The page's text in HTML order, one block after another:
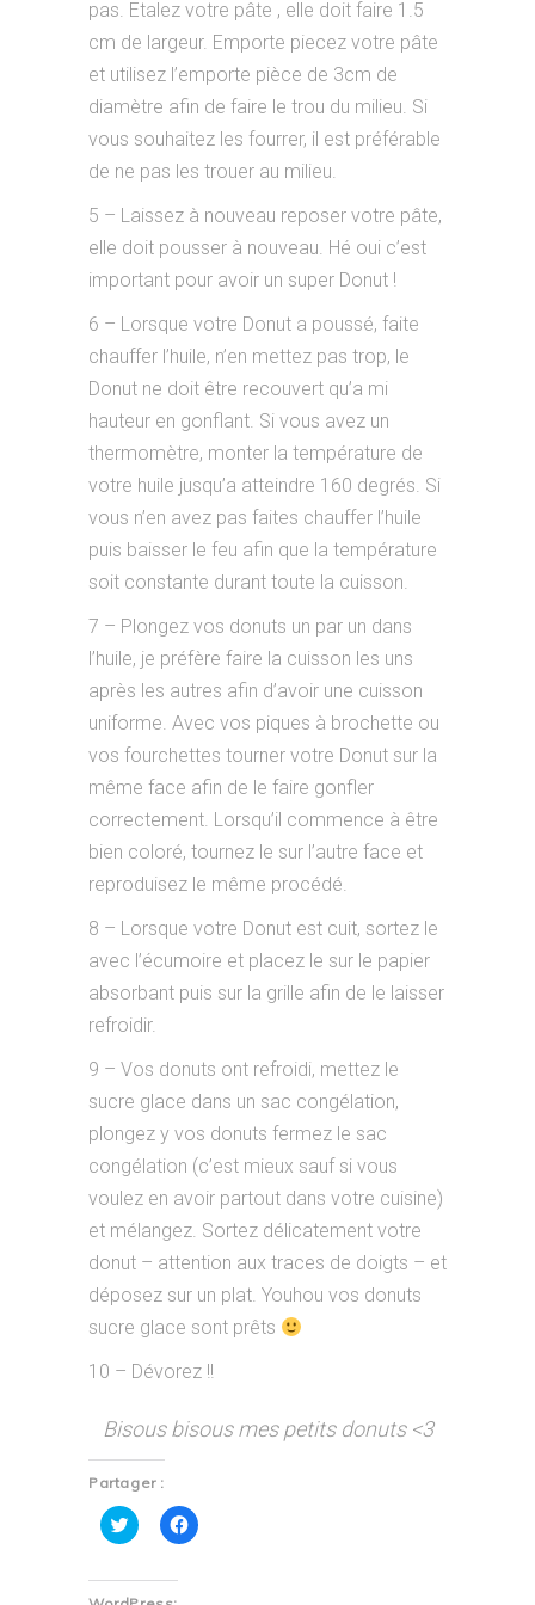
pas. Etalez votre pâte , elle doit faire 1.5
cm de largeur. Emporte piecez votre pâte
et utilisez l’emporte pièce de 3cm de
diamètre afin de faire le trou du milieu. Si
vous souhaitez les fourrer, il est préférable
de ne pas les trouer au milieu.
5 – Laissez à nouveau reposer votre pâte,
elle doit pousser à nouveau. Hé oui c’est
important pour avoir un super Donut !
6 – Lorsque votre Donut a poussé, faite
chauffer l’huile, n’en mettez pas trop, le
Donut ne doit être recouvert qu’a mi
hauteur en gonflant. Si vous avez un
thermomètre, monter la température de
votre huile jusqu’a atteindre 160 degrés. Si
vous n’en avez pas faites chauffer l’huile
puis baisser le feu afin que la température
soit constante durant toute la cuisson.
7 – Plongez vos donuts un par un dans
l’huile, je préfère faire la cuisson les uns
après les autres afin d’avoir une cuisson
uniforme. Avec vos piques à brochette ou
vos fourchettes tourner votre Donut sur la
même face afin de le faire gonfler
correctement. Lorsqu’il commence à être
bien coloré, tournez le sur l’autre face et
reproduisez le même procédé.
8 – Lorsque votre Donut est cuit, sortez le
avec l’écumoire et placez le sur le papier
absorbant puis sur la grille afin de le laisser
refroidir.
9 – Vos donuts ont refroidi, mettez le
sucre glace dans un sac congélation,
plongez y vos donuts fermez le sac
congélation (c’est mieux sauf si vous
voulez en avoir partout dans votre cuisine)
et mélangez. Sortez délicatement votre
donut – attention aux traces de doigts – et
déposez sur un plat. Youhou vos donuts
sucre glace sont prêts
10 – Dévorez !!
Bisous bisous mes petits donuts <3
Partager :
Cliquez
pour
Twitter(ouvre
dans
Cliquez
pour